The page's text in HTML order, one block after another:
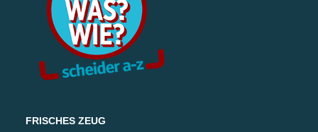
FRISCHES ZEUG